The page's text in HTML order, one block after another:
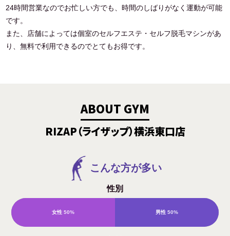
24時間営業なのでお忙しい方でも、時間のしばりがなく運動が可能
です。
また、店舗によっては個室のセルフエステ・セルフ脱毛マシンがあ
り、無料で利用できるのでとてもお得です。
ABOUT GYM
RIZAP（ライザップ）横浜東口店
こんな方が多い
性別
女性 50% 男性 50%